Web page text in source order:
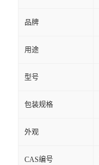
品牌
用途
型号
包装规格
外观
CAS编号